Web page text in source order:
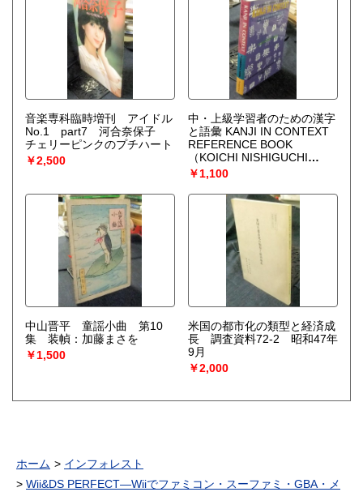
音楽専科臨時増刊 アイドル
No.1 part7 河合奈保子
チェリーピンクのプチハート
￥2,500
中・上級学習者のための漢字
と語彙 KANJI IN CONTEXT
REFERENCE BOOK
（KOICHI NISHIGUCHI
TAMAKI KONO）
￥1,100
中山晋平 童謡小曲 第10
集 装幀：加藤まさを
￥1,500
米国の都市化の類型と経済成
長 調査資料72-2 昭和47年
9月
￥2,000
ホーム
インフォレスト
Wii&DS PERFECT―Wiiでファミコン・スーファミ・GBA・メ